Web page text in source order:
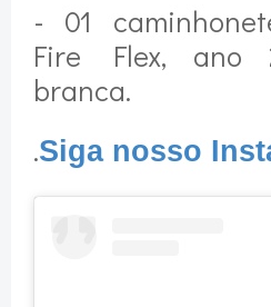
- 01
Fire Flex, ano
branca.
.Siga nosso